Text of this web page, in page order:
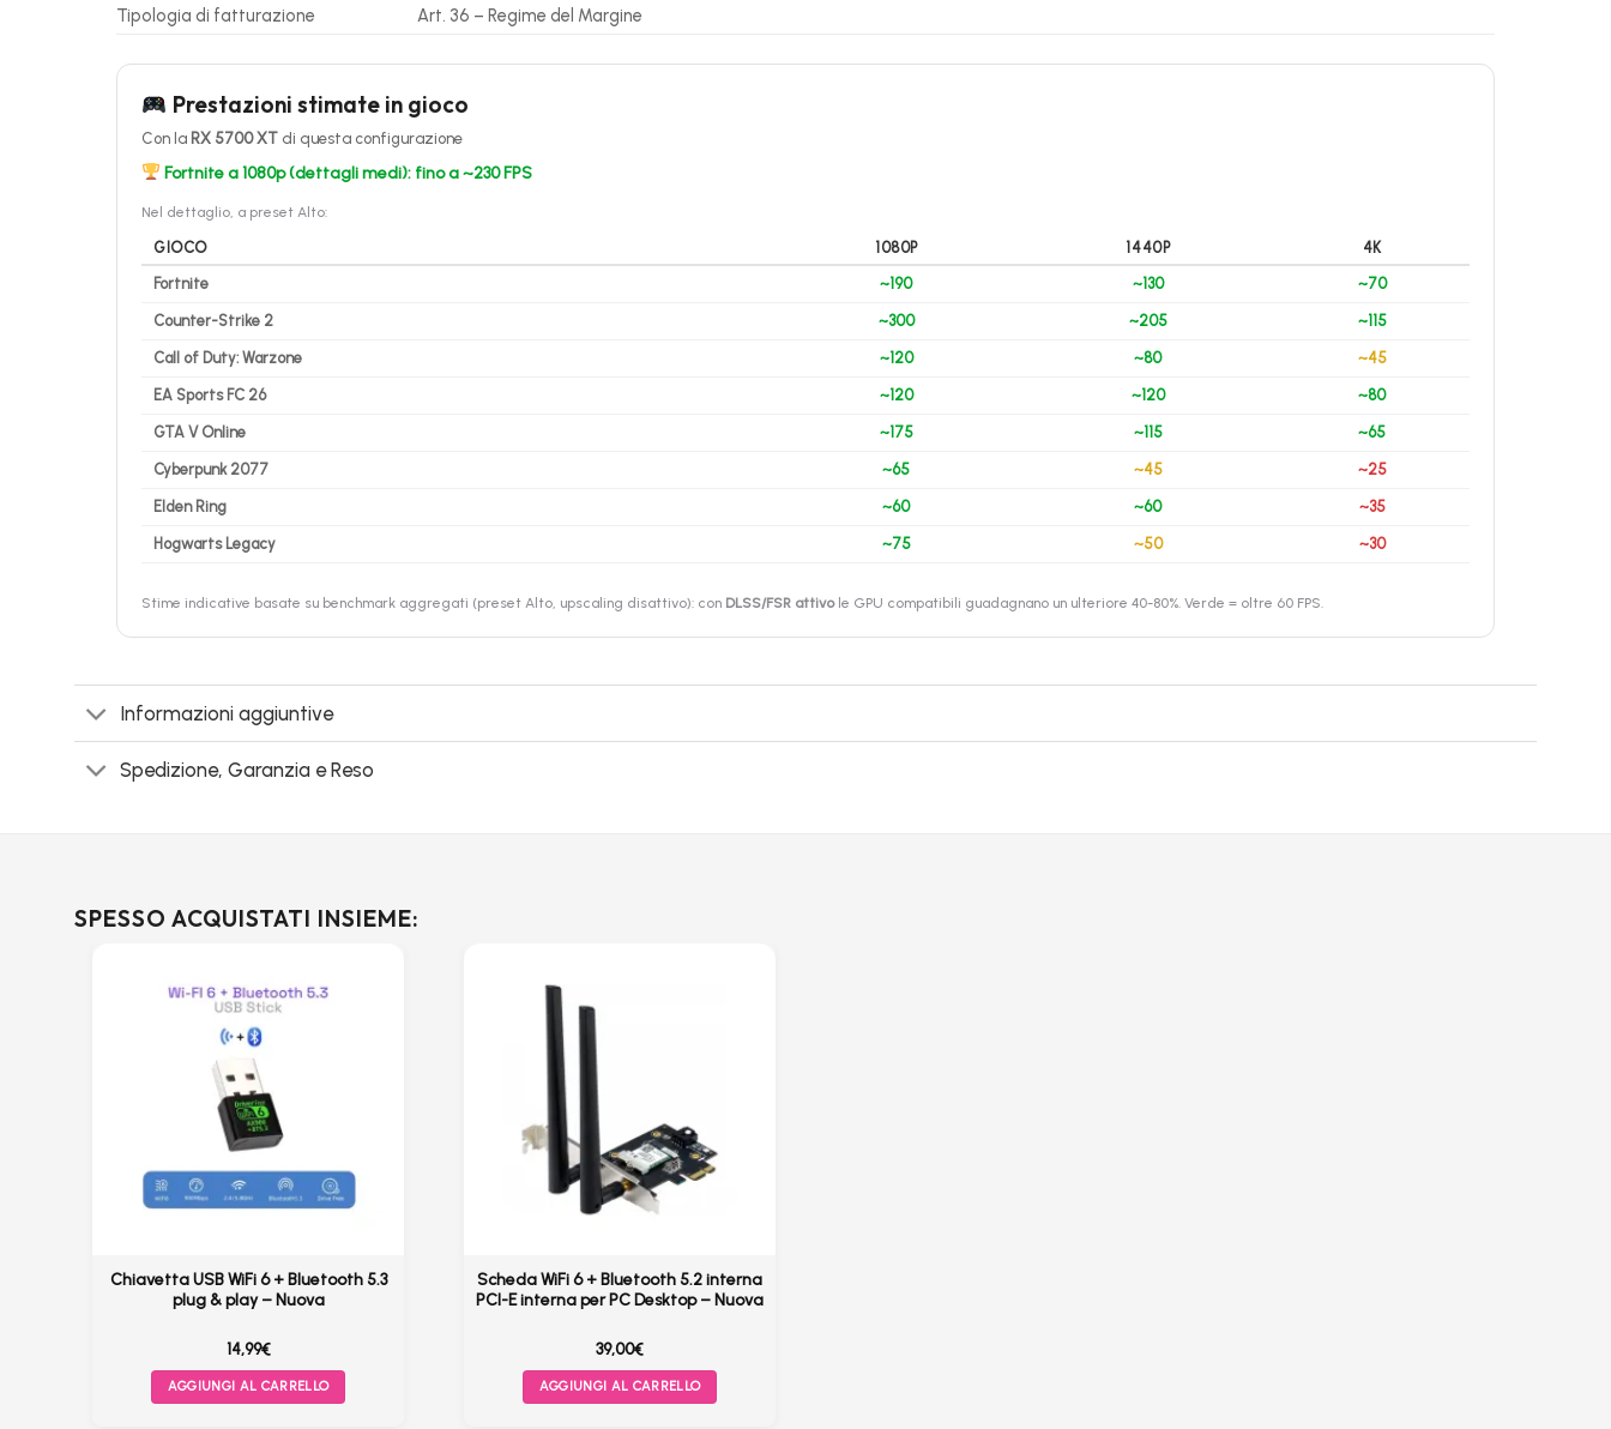
Tipologia di fatturazione
Art. 36 – Regime del Margine
Prestazioni stimate in gioco
Con la RX 5700 XTdi questa configurazione
Fortnite a 1080p (dettagli medi): fino a ~230 FPS
Nel dettaglio, a preset Alto:
GIOCO 1080P 1440P
4K
Fortnite
~190 ~130 ~70
Counter-Strike 2 ~300 ~205 ~115
Call of Duty: Warzone ~120 ~80 ~45
EA Sports FC 26 ~120 ~120 ~80
GTA V Online ~175 ~115 ~65
Cyberpunk 2077 ~65 ~45 ~25
Elden Ring ~60 ~60 ~35
Hogwarts Legacy ~75 ~50 ~30
Stime indicative basate su benchmark aggregati (preset Alto, upscaling disattivo): con DLSS/FSR attivole GPU compatibili guadagnano un ulteriore 40-80%. Verde = oltre 60 FPS.
Informazioni aggiuntive
Spedizione, Garanzia e Reso
SPESSO ACQUISTATI INSIEME:
Chiavetta USB WiFi 6 + Bluetooth 5.3
plug & play – Nuova
14,99€
AGGIUNGI AL CARRELLO
Scheda WiFi 6 + Bluetooth 5.2 interna
PCI-E interna per PC Desktop – Nuova
39,00€
AGGIUNGI AL CARRELLO